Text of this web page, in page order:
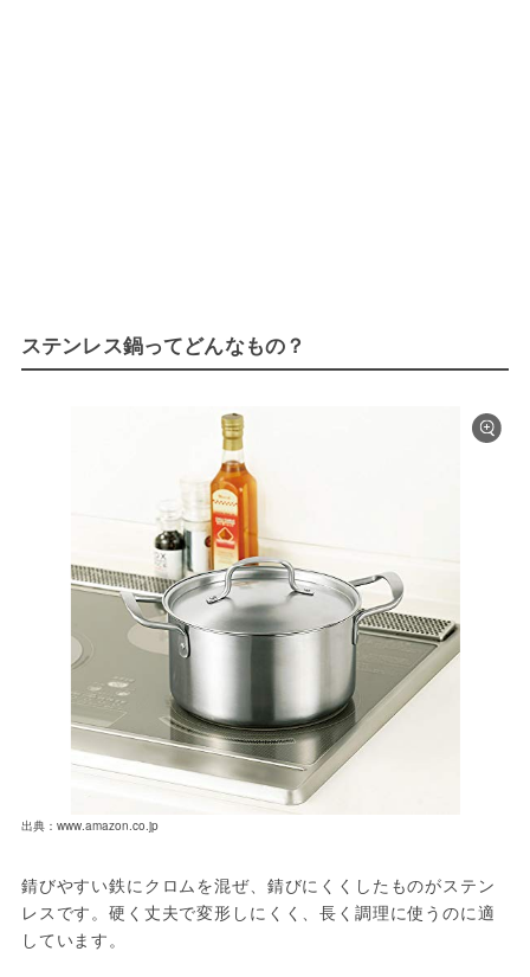
ステンレス鍋ってどんなもの？
出典：www.amazon.co.jp
錆びやすい鉄にクロムを混ぜ、錆びにくくしたものがステン
レスです。硬く丈夫で変形しにくく、長く調理に使うのに適
しています。